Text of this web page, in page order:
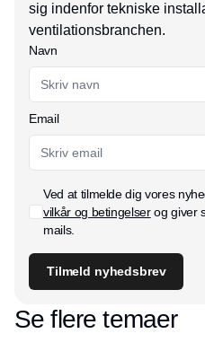
sig indenfor tekniske
ventilationsbranchen.
Navn
Email
Ved at tilmelde dig vores
vilkår og betingelserog giver
mails.
Tilmeld nyhedsbrev
Se flere temaer